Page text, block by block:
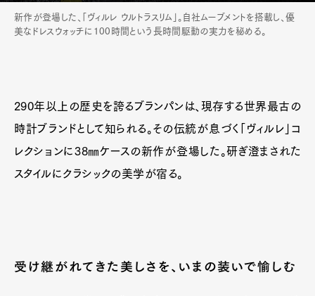
新作が登場した、「ヴィルレ ウルトラスリム」。自社ムーブメントを搭載し、優
美なドレスウォッチに100時間という長時間駆動の実力を秘める。
290年以上の歴史を誇るブランパンは、現存する世界最古の
時計ブランドとして知られる。その伝統が息づく「ヴィルレ」コ
レクションに38㎜ケースの新作が登場した。研ぎ澄まされた
スタイルにクラシックの美学が宿る。
受け継がれてきた美しさを、いまの装いで愉しむ